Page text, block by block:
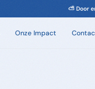
⛅ Door
Onze Impact